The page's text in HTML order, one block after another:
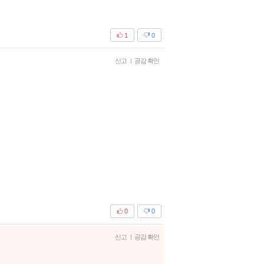
0
1
신고 | 공감 확인
0
0
신고 | 공감 확인